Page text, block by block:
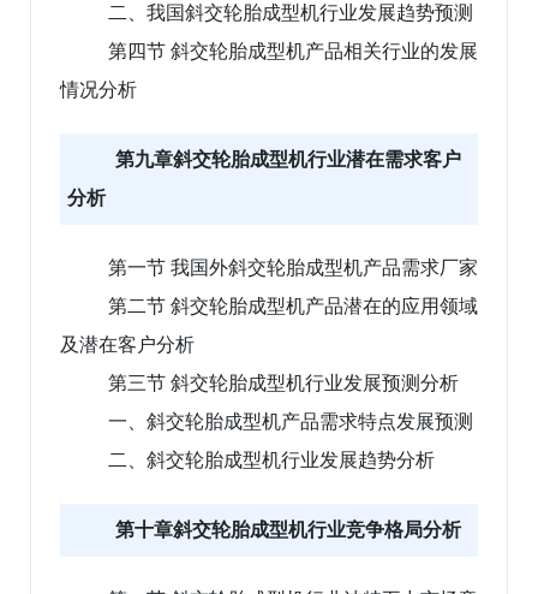
二、我国斜交轮胎成型机行业发展趋势预测
第四节 斜交轮胎成型机产品相关行业的发展
情况分析
第九章斜交轮胎成型机行业潜在需求客户
分析
第一节 我国外斜交轮胎成型机产品需求厂家
第二节 斜交轮胎成型机产品潜在的应用领域
及潜在客户分析
第三节 斜交轮胎成型机行业发展预测分析
一、斜交轮胎成型机产品需求特点发展预测
二、斜交轮胎成型机行业发展趋势分析
第十章斜交轮胎成型机行业竞争格局分析